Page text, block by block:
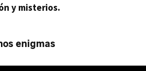
y misterios.
enigmas